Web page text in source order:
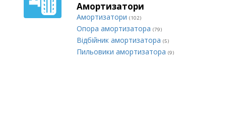
Амортизатори
Амортизатори (102)
Опора амортизатора (79)
Відбійник амортизатора (5)
Пильовики амортизатора (9)